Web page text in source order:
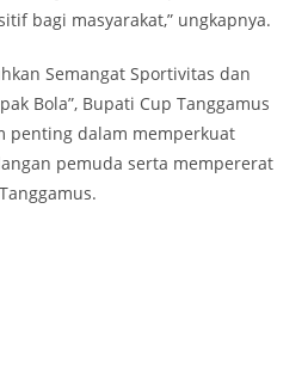
bagi masyarakat,” ungkapnya.
Semangat Sportivitas dan
Bola”, Bupati Cup Tanggamus
penting dalam memperkuat
pemuda serta mempererat